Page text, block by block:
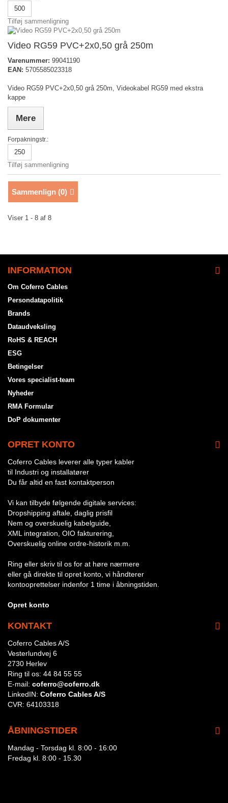
500
Tilføj sammenligning
Video RG59 PVC+2x0,50 grå 250m
Varenummer: 99041190
EAN: 5705585023318
Video RG59 PVC+2x0,50 grå 250m, Videokabel RG59 med ekstra
kappe
Mere
Forpakningstr.:
250
Tilføj sammenligning
Sammenlign (0)
Viser 1 - 8 af 8
INFORMATION
Om Coferro Cables
Persondatapolitik
Brands
Dataudveksling
RoHS & REACH
ESG
Betingelser
Vores specialist-team
Nyheder
RMA Formular
DoP dokumenter
OPRET KONTO
Coferro Cables leverer alle typer kabler
til Industri og installatører
Du får altid en fast kontaktperson
Vi kan tilbyde følgende digitale services:
Dropshipping aftale, daglig prisfil
Nem og overskuelig kabelguide,
XML integration, OIO fakturering,
Overskuelig online ordre-historik m.m.
Ring eller skriv til os for at høre nærmere
eller gå direkte til opret konto, vi håndterer
kontooprettelser indenfor 1 time i åbningstiden.
Opret konto
KONTAKT
Coferro Cables A/S
Vesterlundvej 6
2730 Herlev
Ring til os: 44 84 55 55
E-mail: coferro@coferro.dk
LinkedIN: Coferro Cables A/S
CVR: 64103318
ÅBNINGSTIDER
Mandag - Torsdag kl. 8:00 - 16:00
Fredag kl. 8:00 - 15.30